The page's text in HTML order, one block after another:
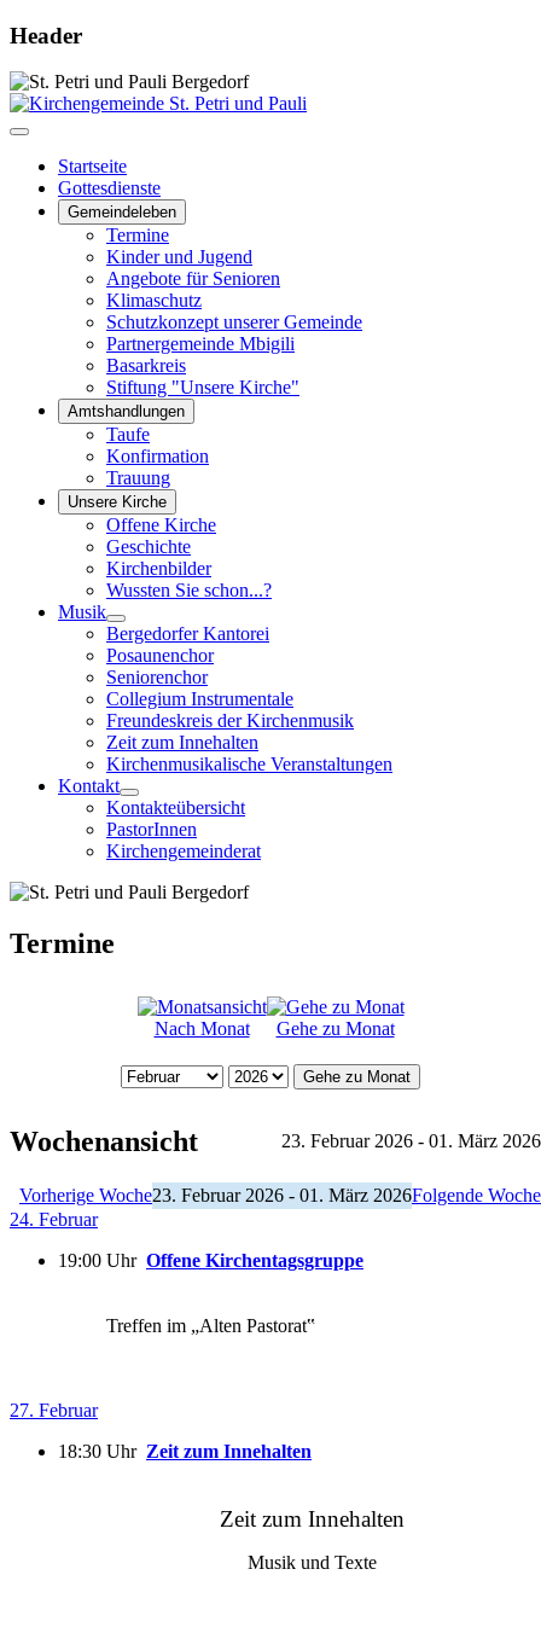
Header
Startseite
Gottesdienste
Gemeindeleben
Termine
Kinder und Jugend
Angebote für Senioren
Klimaschutz
Schutzkonzept unserer Gemeinde
Partnergemeinde Mbigili
Basarkreis
Stiftung "Unsere Kirche"
Amtshandlungen
Taufe
Konfirmation
Trauung
Unsere Kirche
Offene Kirche
Geschichte
Kirchenbilder
Wussten Sie schon...?
Musik
Bergedorfer Kantorei
Posaunenchor
Seniorenchor
Collegium Instrumentale
Freundeskreis der Kirchenmusik
Zeit zum Innehalten
Kirchenmusikalische Veranstaltungen
Kontakt
Kontakteübersicht
PastorInnen
Kirchengemeinderat
Termine
Nach Monat Gehe zu Monat
Gehe zu Monat
Wochenansicht 23. Februar 2026 - 01. März 2026
Vorherige Woche23. Februar 2026 - 01. März 2026Folgende Woche
24. Februar
19:00 Uhr Offene Kirchentagsgruppe
Treffen im „Alten Pastorat‟
27. Februar
18:30 Uhr Zeit zum Innehalten
Zeit zum Innehalten
Musik und Texte